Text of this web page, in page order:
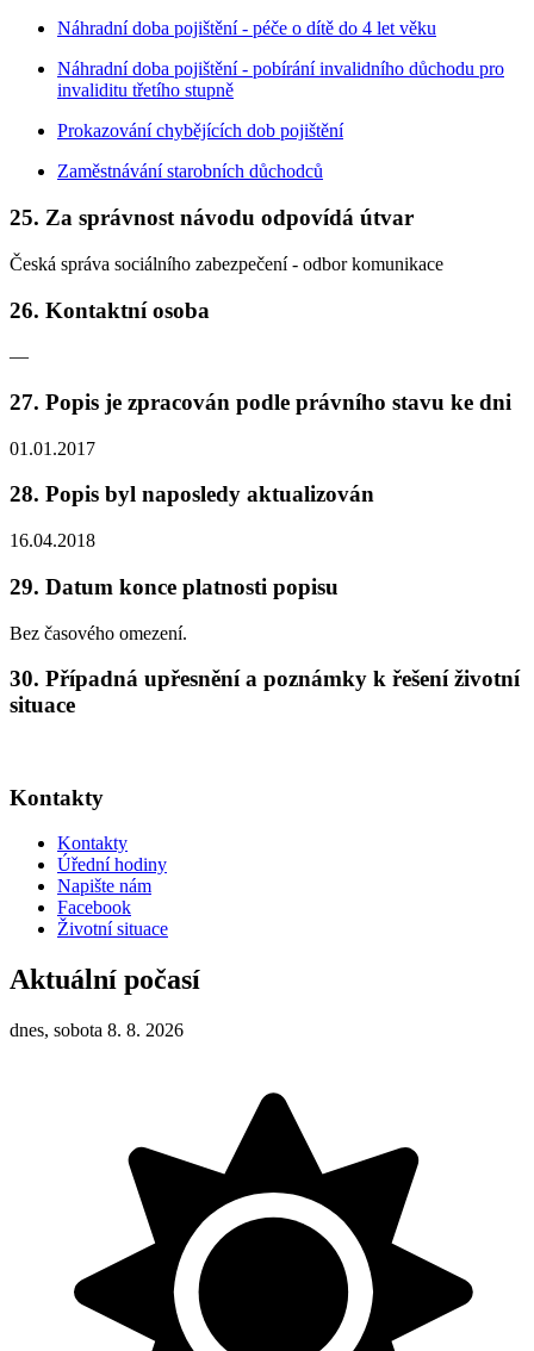
Náhradní doba pojištění - péče o dítě do 4 let věku
Náhradní doba pojištění - pobírání invalidního důchodu pro
invaliditu třetího stupně
Prokazování chybějících dob pojištění
Zaměstnávání starobních důchodců
25. Za správnost návodu odpovídá útvar
Česká správa sociálního zabezpečení - odbor komunikace
26. Kontaktní osoba
—
27. Popis je zpracován podle právního stavu ke dni
01.01.2017
28. Popis byl naposledy aktualizován
16.04.2018
29. Datum konce platnosti popisu
Bez časového omezení.
30. Případná upřesnění a poznámky k řešení životní
situace
Kontakty
Kontakty
Úřední hodiny
Napište nám
Facebook
Životní situace
Aktuální počasí
dnes, sobota 8. 8. 2026